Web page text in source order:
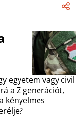
egyetem vagy civil
a Z generációt,
kényelmes